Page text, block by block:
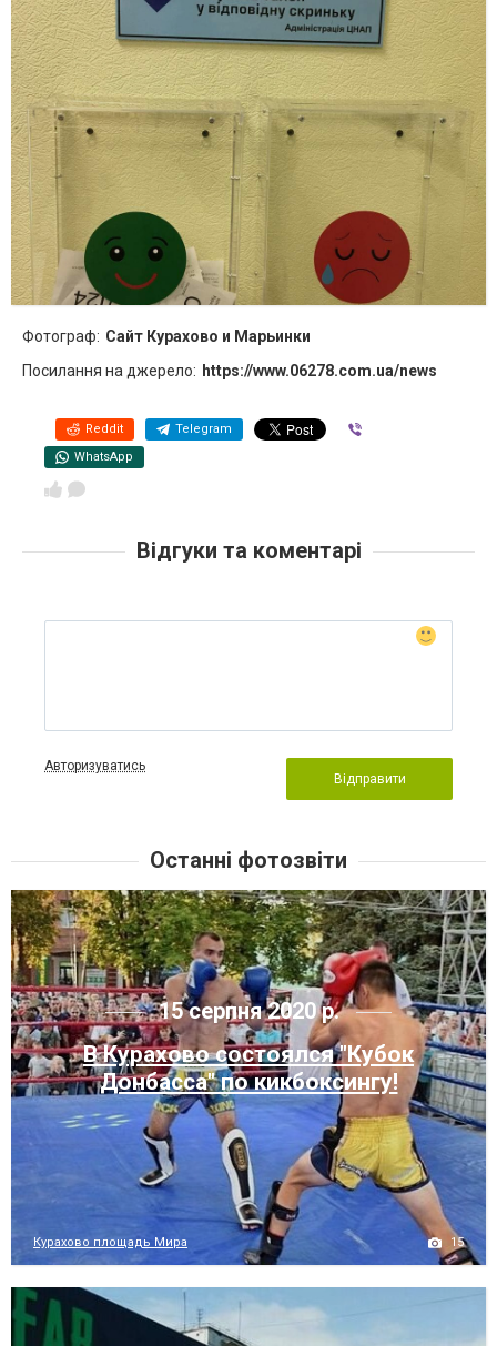
Фотограф: Сайт Курахово и Марьинки
Посилання на джерело: https://www.06278.com.ua/news
Reddit Telegram
WhatsApp
Відгуки та коментарі
Авторизуватись
Відправити
Останні фотозвіти
15 серпня 2020 р.
В Курахово состоялся "Кубок
Донбасса" по кикбоксингу!
Курахово площадь Мира 15